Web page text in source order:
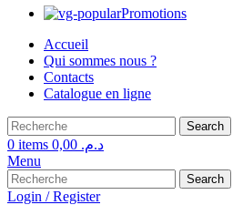
Promotions
Accueil
Qui sommes nous ?
Contacts
Catalogue en ligne
Search
0 items د.م.
Menu
Search
Login / Register